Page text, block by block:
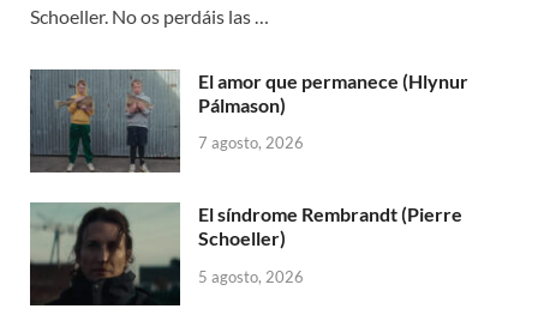
Schoeller. No os perdáis las …
El amor que permanece (Hlynur
Pálmason)
7 agosto, 2026
El síndrome Rembrandt (Pierre
Schoeller)
5 agosto, 2026